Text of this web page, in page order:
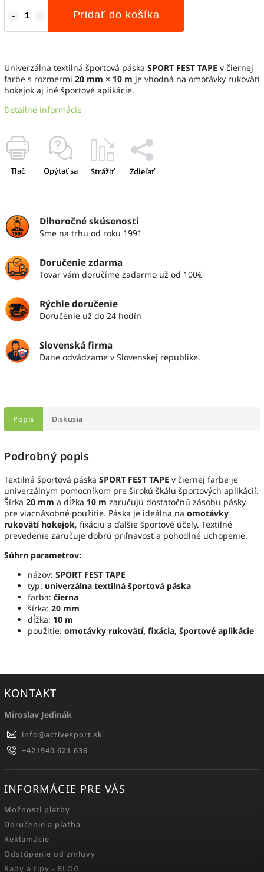
Pridať do košíka
Univerzálna textilná športová páska SPORT FEST TAPE v čiernej
farbe s rozmermi 20 mm × 10 m je vhodná na omotávky rukovätí
hokejok aj iné športové aplikácie.
Detailné informácie
Tlač Opýtať sa Strážiť Zdieľať
Dlhoročné skúsenosti
Sme na trhu od roku 1991
Doručenie zdarma
Tovar vám doručíme zadarmo už od 100€
Rýchle doručenie
Doručenie už do 24 hodín
Slovenská firma
Dane odvádzame v Slovenskej republike.
Popis Diskusia
Podrobný popis
Textilná športová páska SPORT FEST TAPE v čiernej farbe je
univerzálnym pomocníkom pre širokú škálu športových aplikácií.
Šírka 20 mm a dĺžka 10 m zaručujú dostatočnú zásobu pásky
pre viacnásobné použitie. Páska je ideálna na omotávky
rukovätí hokejok, fixáciu a ďalšie športové účely. Textilné
prevedenie zaručuje dobrú priľnavosť a pohodlné uchopenie.
Súhrn parametrov:
názov: SPORT FEST TAPE
typ: univerzálna textilná športová páska
farba: čierna
šírka: 20 mm
dĺžka: 10 m
použitie: omotávky rukovätí, fixácia, športové aplikácie
KONTAKT
Miroslav Jedinák
info@activesport.sk
+421940 621 636
INFORMÁCIE PRE VÁS
Možnosti platby
Doručenie a platba
Reklamácie
Odstúpenie od zmluvy
Rady a tipy - BLOG